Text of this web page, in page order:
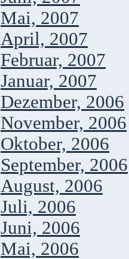
Mai, 2007
April, 2007
Februar, 2007
Januar, 2007
Dezember, 2006
November, 2006
Oktober, 2006
September, 2006
August, 2006
Juli, 2006
Juni, 2006
Mai, 2006